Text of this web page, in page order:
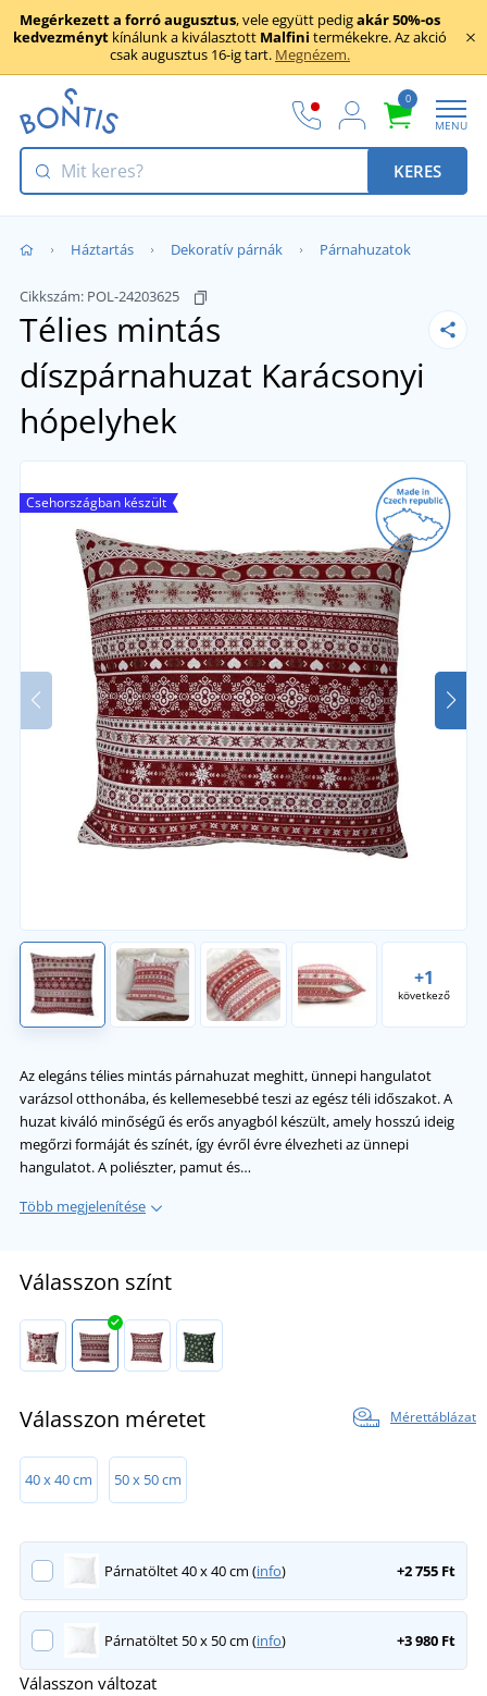
Megérkezett a forró augusztus, vele együtt pedigakár 50%-os
kedvezményt kínálunk a kiválasztott Malfini termékekre. Az akció
csak augusztus 16-ig tart. Megnézem.
0
MENU
KERES
Háztartás Dekoratív párnák Párnahuzatok
Cikkszám: POL-24203625
Télies mintás
díszpárnahuzat Karácsonyi
hópelyhek
+1
következő
Csehországban készült
Az elegáns télies mintás párnahuzat meghitt, ünnepi hangulatot
varázsol otthonába, és kellemesebbé teszi az egész téli időszakot. A
huzat kiváló minőségű és erős anyagból készült, amely hosszú ideig
megőrzi formáját és színét, így évről évre élvezheti az ünnepi
hangulatot. A poliészter, pamut és…
Több megjelenítése
Válasszon színt
Válasszon méretet Mérettáblázat
40 x 40 cm 50 x 50 cm
Párnatöltet 40 x 40 cm (info) +2 755 Ft
Párnatöltet 50 x 50 cm (info) +3 980 Ft
Válasszon változat